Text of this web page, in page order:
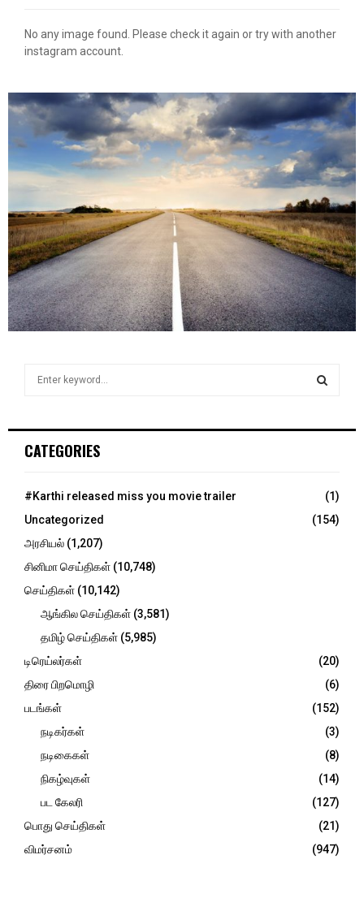
No any image found. Please check it again or try with another
instagram account.
h
o
:
CATEGORIES
#Karthi released miss you movie trailer
(1)
Uncategorized
(154)
அரசியல் (1,207)
சினிமா செய்திகள் (10,748)
செய்திகள் (10,142)
ஆங்கில செய்திகள் (3,581)
தமிழ் செய்திகள் (5,985)
டிரெய்லர்கள்
(20)
திரை பிறமொழி
(6)
படங்கள்
(152)
நடிகர்கள்
(3)
நடிகைகள்
(8)
நிகழ்வுகள்
(14)
பட கேலரி
(127)
பொது செய்திகள்
(21)
விமர்சனம்
(947)